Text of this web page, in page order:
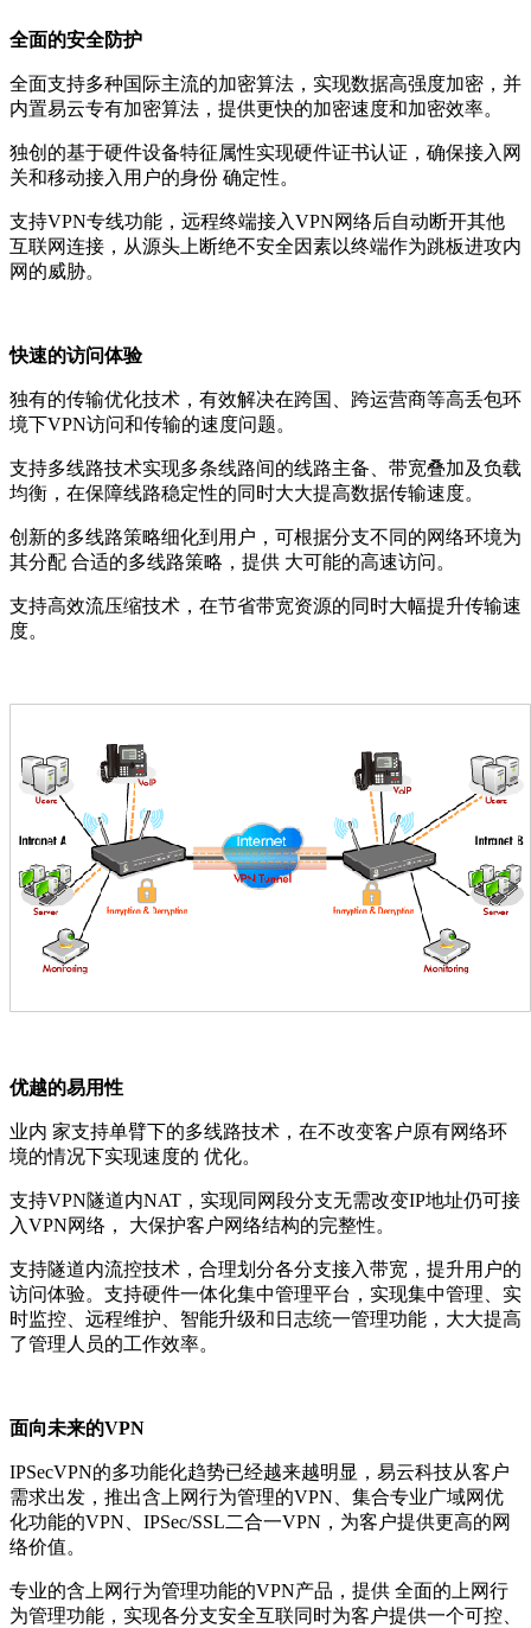
全面的安全防护
全面支持多种国际主流的加密算法，实现数据高强度加密，并
内置易云专有加密算法，提供更快的加密速度和加密效率。
独创的基于硬件设备特征属性实现硬件证书认证，确保接入网
关和移动接入用户的身份 确定性。
支持VPN专线功能，远程终端接入VPN网络后自动断开其他
互联网连接，从源头上断绝不安全因素以终端作为跳板进攻内
网的威胁。
快速的访问体验
独有的传输优化技术，有效解决在跨国、跨运营商等高丢包环
境下VPN访问和传输的速度问题。
支持多线路技术实现多条线路间的线路主备、带宽叠加及负载
均衡，在保障线路稳定性的同时大大提高数据传输速度。
创新的多线路策略细化到用户，可根据分支不同的网络环境为
其分配 合适的多线路策略，提供 大可能的高速访问。
支持高效流压缩技术，在节省带宽资源的同时大幅提升传输速
度。
优越的易用性
业内 家支持单臂下的多线路技术，在不改变客户原有网络环
境的情况下实现速度的 优化。
支持VPN隧道内NAT，实现同网段分支无需改变IP地址仍可接
入VPN网络， 大保护客户网络结构的完整性。
支持隧道内流控技术，合理划分各分支接入带宽，提升用户的
访问体验。支持硬件一体化集中管理平台，实现集中管理、实
时监控、远程维护、智能升级和日志统一管理功能，大大提高
了管理人员的工作效率。
面向未来的VPN
IPSecVPN的多功能化趋势已经越来越明显，易云科技从客户
需求出发，推出含上网行为管理的VPN、集合专业广域网优
化功能的VPN、IPSec/SSL二合一VPN，为客户提供更高的网
络价值。
专业的含上网行为管理功能的VPN产品，提供 全面的上网行
为管理功能，实现各分支安全互联同时为客户提供一个可控、